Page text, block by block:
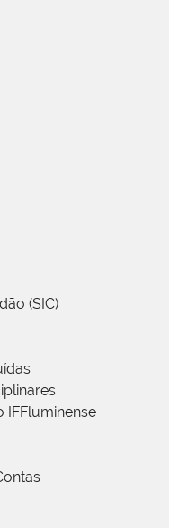
(SIC)
IFFluminense